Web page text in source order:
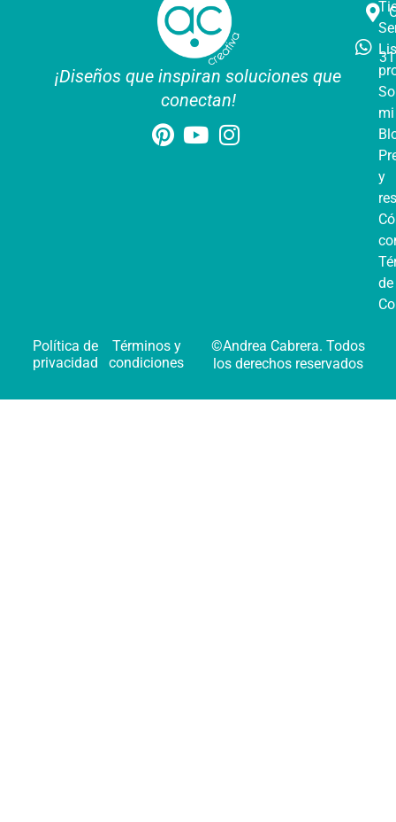
¡Diseños que inspiran soluciones que
conectan!
mi
y
Política de
privacidad
Términos y
condiciones
©Andrea Cabrera. Todos
los derechos reservados